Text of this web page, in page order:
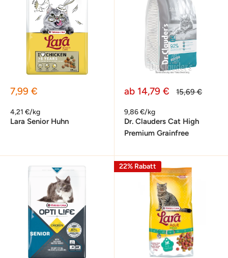
Sonderpreis
7,99 €
4,21 €/kg
Lara Senior Huhn
Sonderpreis
ab 14,79 € Normalpreis
15,69 €
9,86 €/kg
Dr. Clauders Cat High
Premium Grainfree
22% Rabatt